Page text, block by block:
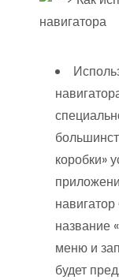
коробки»
название
меню и
будет